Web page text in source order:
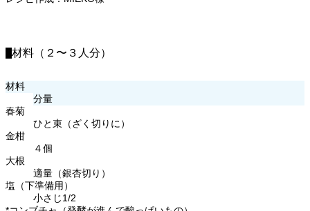
材料（２〜３人分）
材料
分量
春菊
ひと束（ざく切りに）
金柑
４個
大根
適量（銀杏切り）
塩（下準備用）
小さじ1/2